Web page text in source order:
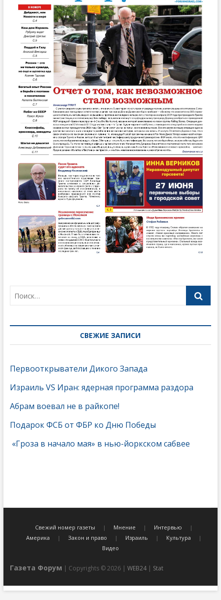
СВЕЖИЕ ЗАПИСИ
Первооткрыватели Дикого Запада
Израиль VS Иран: ядерная программа раздора
Абрам воевал не в райкопе!
Подарок ФСБ от ФБР ко Дню Победы
«Гроза в начало мая» в нью-йоркском сабвее
Свежий номер газеты Мнение
Интервью
Америка
Закон и право Израиль
Культура
Видео
Газета Форум | Copyrights © 2026 | WEB24| Stat